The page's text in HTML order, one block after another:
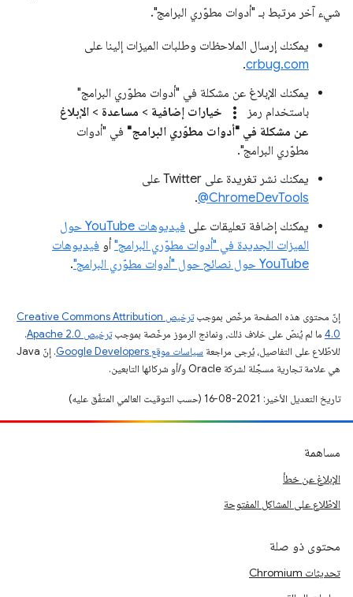
شيء آخر مرتبط بـ "أدوات مطوّري البرامج".
يمكنك إرسال الملاحظات وطلبات الميزات إلينا على
crbug.com
.
يمكنك الإبلاغ عن مشكلة في "أدوات مطوّري البرامج"
باستخدام رمز
more_vert خيارات إضافية > مساعدة > الإبلاغ
عن مشكلة في "أدوات مطوّري البرامج" في "أدوات
مطوّري البرامج".
يمكنك نشر تغريدة على Twitter على
‎@ChromeDevTools
.
يمكنك إضافة تعليقات على
فيديوهات YouTube حول
الميزات الجديدة في "أدوات مطوّري البرامج" أو فيديوهات
YouTube حول نصائح حول "أدوات مطوّري البرامج"
.
إنّ محتوى هذه الصفحة مرخّص بموجب
ترخيص Creative Commons Attribution
4.0‏ ما لم يُنصّ على خلاف ذلك، ونماذج الرموز مرخّصة بموجبترخيص Apache 2.0‏
.
للاطّلاع على التفاصيل، يُرجى مراجعة سياسات موقع Google Developers‏
. إنّ Java
هي علامة تجارية مسجَّلة لشركة Oracle و/أو شركائها التابعين.
تاريخ التعديل الأخير: 2021-08-16 (حسب التوقيت العالمي المتفَّق عليه)
مساهمة
الإبلاغ عن خطأ
الاطّلاع على المشاكل المفتوحة
محتوى ذو صلة
تحديثات Chromium